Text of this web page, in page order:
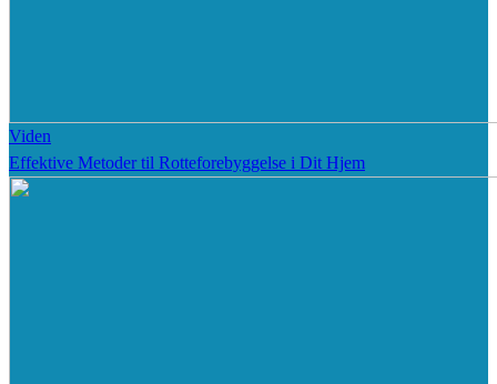
Viden
Effektive Metoder til Rotteforebyggelse i Dit Hjem